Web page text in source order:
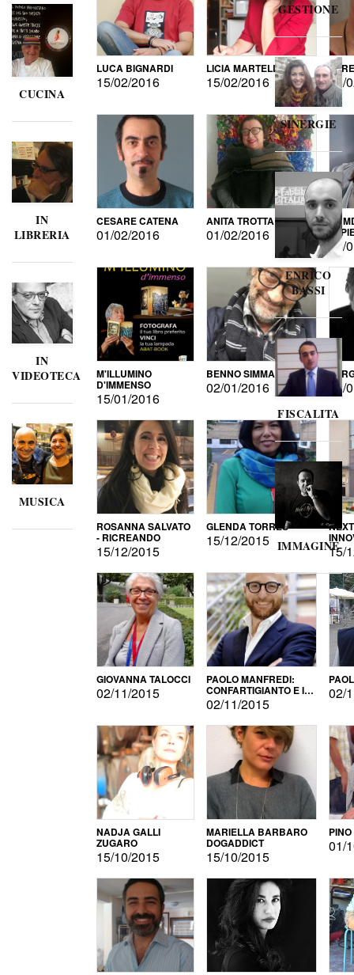
CUCINA
IN
LIBRERIA
IN
VIDEOTECA
MUSICA
LUCA BIGNARDI
15/02/2016
LICIA MARTELLI
15/02/2016 15/
CESARE CATENA
01/02/2016
ANITA TROTTA
01/02/2016 DI
15/
M'ILLUMINO
D'IMMENSO
15/01/2016
BENNO SIMMA
02/01/2016
ROSANNA SALVATO
- RICREANDO
15/12/2015
GLENDA TORRES
15/12/2015
15/
GIOVANNA TALOCCI
02/11/2015
PAOLO MANFREDI:
CONFARTIGIANTO E IL
SONDAGGIO
02/11/2015
02/
NADJA GALLI
ZUGARO
15/10/2015
MARIELLA BARBARO
DOGADDICT
15/10/2015
01/
GESTIONE
SINERGIE
ENRICO
BASSI
FISCALITA
IMMAGINE